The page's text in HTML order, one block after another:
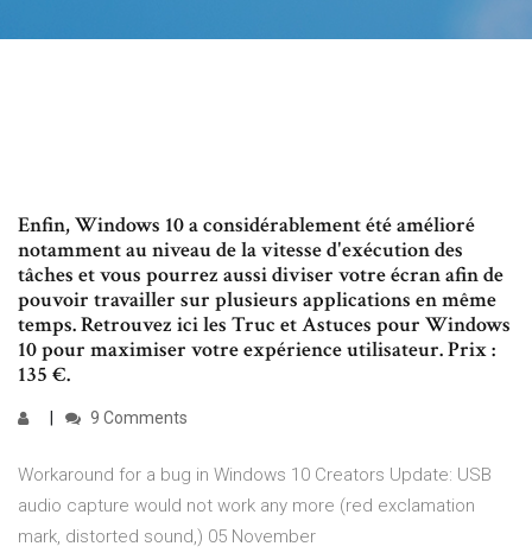
Enfin, Windows 10 a considérablement été amélioré
notamment au niveau de la vitesse d'exécution des
tâches et vous pourrez aussi diviser votre écran afin de
pouvoir travailler sur plusieurs applications en même
temps. Retrouvez ici les Truc et Astuces pour Windows
10 pour maximiser votre expérience utilisateur. Prix :
135 €.
9 Comments
Workaround for a bug in Windows 10 Creators Update: USB
audio capture would not work any more (red exclamation
mark, distorted sound,) 05 November